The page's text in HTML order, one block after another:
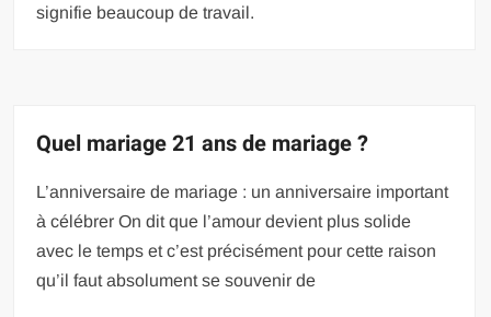
signifie beaucoup de travail.
Quel mariage 21 ans de mariage ?
L’anniversaire de mariage : un anniversaire important
à célébrer On dit que l’amour devient plus solide
avec le temps et c’est précisément pour cette raison
qu’il faut absolument se souvenir de